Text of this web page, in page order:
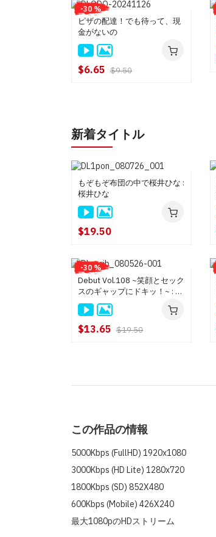
-30 %
ピザの配達！でも待って、現
金がないの
$6.65 $9.50
新着タイトル
もぞもぞ布団の中で桜井ひな :
桜井ひな
$19.50
-30 %
Debut Vol.108 ~笑顔とセック
スのギャップにドキッ！~ : 水
戸ありさ
$13.65 $19.50
この作品の情報
5000Kbps (FullHD) 1920x1080
3000Kbps (HD Lite) 1280x720
1800Kbps (SD) 852X480
600Kbps (Mobile) 426X240
最大1080pのHDストリーム